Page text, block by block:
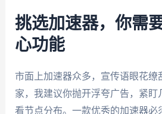
挑选加速器，你需
心功能
市面上加速器众多，宣传语眼花缭
家，我建议你抛开浮夸广告，紧盯
看节点分布。一款优秀的加速器必